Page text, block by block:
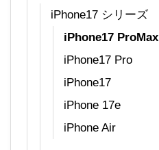
iPhone17 シリーズ
iPhone17 ProMax
iPhone17 Pro
iPhone17
iPhone 17e
iPhone Air